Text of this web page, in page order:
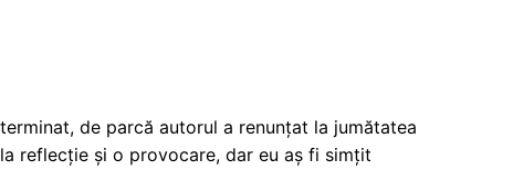
de parcă autorul a renunțat la jumătatea
reflecție și o provocare, dar eu aș fi simțit